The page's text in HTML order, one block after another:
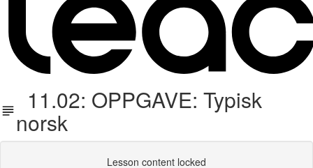
11.02: OPPGAVE: Typisk
norsk
Lesson content locked